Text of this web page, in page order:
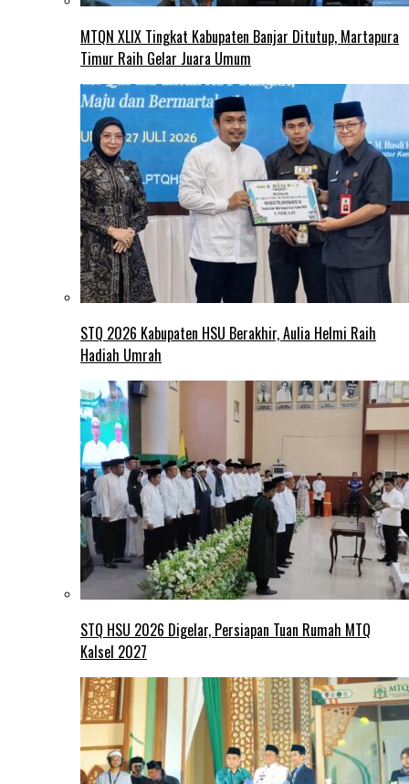
MTQN XLIX Tingkat Kabupaten Banjar Ditutup, Martapura
Timur Raih Gelar Juara Umum
STQ 2026 Kabupaten HSU Berakhir, Aulia Helmi Raih
Hadiah Umrah
STQ HSU 2026 Digelar, Persiapan Tuan Rumah MTQ
Kalsel 2027